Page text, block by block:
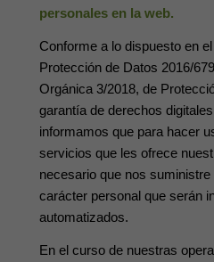
personales en la web.
Conforme a lo dispuesto en
Protección de Datos 2016/
Orgánica 3/2018, de
garantía de derechos
informamos que para hacer
servicios que les ofrece
necesario que nos
carácter personal que serán
automatizados.
En el curso de nuestras